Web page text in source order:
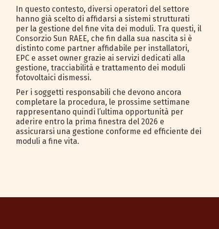
In questo contesto, diversi operatori del settore
hanno già scelto di affidarsi a sistemi strutturati
per la gestione del fine vita dei moduli. Tra questi, il
Consorzio Sun RAEE, che fin dalla sua nascita si è
distinto come partner affidabile per installatori,
EPC e asset owner grazie ai servizi dedicati alla
gestione, tracciabilità e trattamento dei moduli
fotovoltaici dismessi.
Per i soggetti responsabili che devono ancora
completare la procedura, le prossime settimane
rappresentano quindi l’ultima opportunità per
aderire entro la prima finestra del 2026 e
assicurarsi una gestione conforme ed efficiente dei
moduli a fine vita.